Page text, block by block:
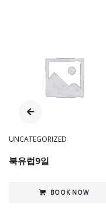
UNCATEGORIZED
북유럽9일
BOOK NOW